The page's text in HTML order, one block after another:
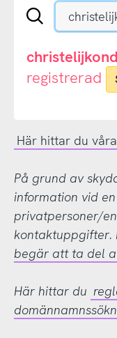
Sök
eller
domän
registrerad
Här hittar du
På grund av
information vid
privatpersoner/
kontaktuppgifter.
begär att ta del
Här hittar du